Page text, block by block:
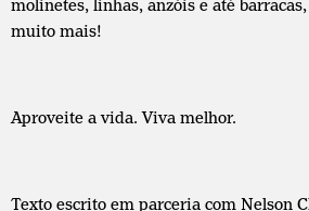
molinetes, linhas, anzóis e até
muito mais!
Aproveite a vida. Viva melhor.
Texto escrito em parceria com Nelson